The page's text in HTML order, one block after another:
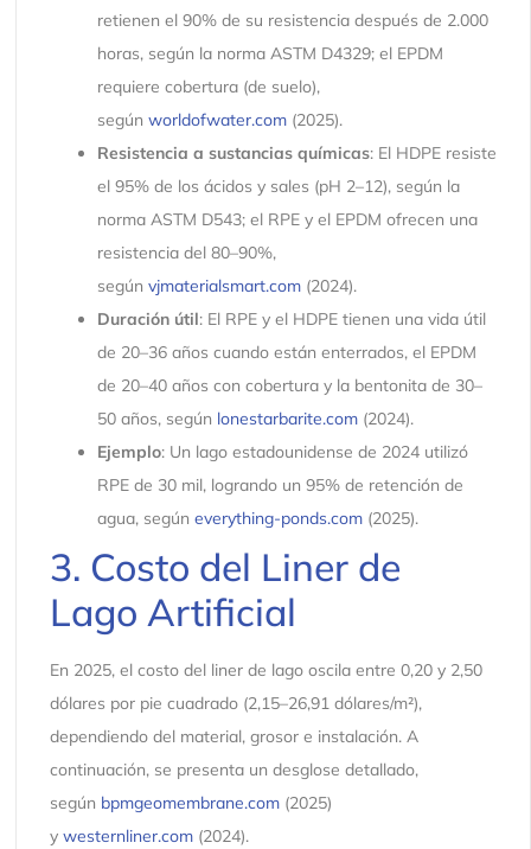
retienen el 90% de su resistencia después de 2.000
horas, según la norma ASTM D4329; el EPDM
requiere cobertura (de suelo),
según worldofwater.com(2025).
Resistencia a sustancias químicas: El HDPE resiste
el 95% de los ácidos y sales (pH 2–12), según la
norma ASTM D543; el RPE y el EPDM ofrecen una
resistencia del 80–90%,
según vjmaterialsmart.com(2024).
Duración útil: El RPE y el HDPE tienen una vida útil
de 20–36 años cuando están enterrados, el EPDM
de 20–40 años con cobertura y la bentonita de 30–
50 años, según lonestarbarite.com(2024).
Ejemplo: Un lago estadounidense de 2024 utilizó
RPE de 30 mil, logrando un 95% de retención de
agua, según everything-ponds.com(2025).
3. Costo del Liner de
Lago Artificial
En 2025, el costo del liner de lago oscila entre 0,20 y 2,50
dólares por pie cuadrado (2,15–26,91 dólares/m²),
dependiendo del material, grosor e instalación. A
continuación, se presenta un desglose detallado,
según bpmgeomembrane.com(2025)
y westernliner.com(2024).